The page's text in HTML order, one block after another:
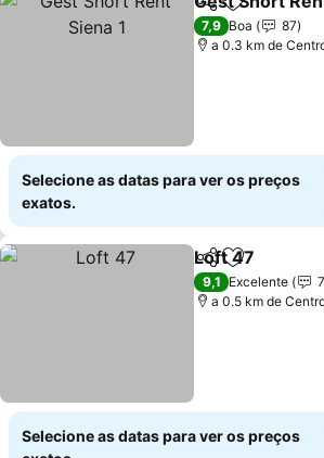
PartilharAdicionar
7,9 Boa
87
a 0.3 km de
Selecione as datas para ver os preços
exatos.
PartilharAdicionar
Loft 47
9,1 Excelente
a 0.5 km de
Selecione as datas para ver os preços